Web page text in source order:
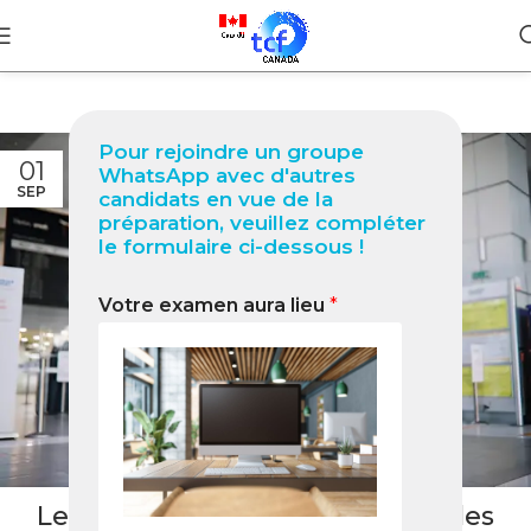
Pour rejoindre un groupe
WhatsApp avec d'autres
candidats en vue de la
préparation, veuillez compléter
le formulaire ci-dessous !
Votre examen aura lieu *
01
SEP
BLOG
Les Défis et Opportunités pour les